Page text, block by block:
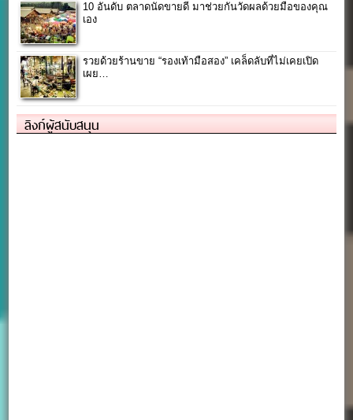
10 อันดับ ตลาดนัดขายดี มาช่วยกันวัดผลด้วยมือของคุณ
เอง
รวยด้วยร้านขาย “รองเท้ามือสอง” เคล็ดลับที่ไม่เคยเปิด
เผย…
ลิงก์ผู้สนับสนุน